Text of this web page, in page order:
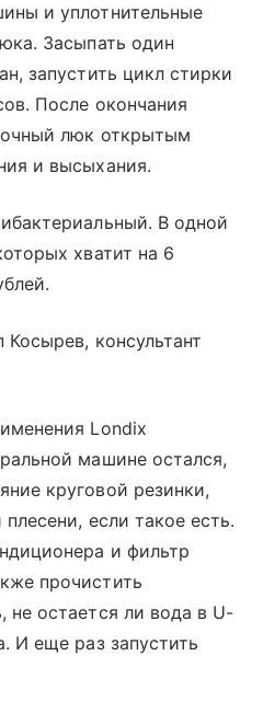
и уплотнительные
Засыпать один
запустить цикл стирки
После окончания
люк открытым
и высыхания.
В одной
хватит на 6
консультант
Londix
машине остался,
круговой резинки,
если такое есть.
и фильтр
прочистить
остается ли вода в U-
И еще раз запустить